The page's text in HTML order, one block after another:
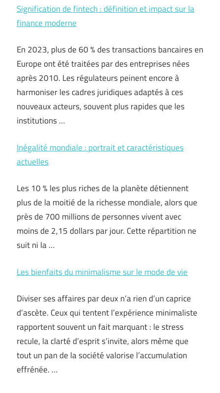
Signification de fintech : définition et impact sur la
finance moderne
En 2023, plus de 60 % des transactions bancaires en
Europe ont été traitées par des entreprises nées
après 2010. Les régulateurs peinent encore à
harmoniser les cadres juridiques adaptés à ces
nouveaux acteurs, souvent plus rapides que les
institutions …
Inégalité mondiale : portrait et caractéristiques
actuelles
Les 10 % les plus riches de la planète détiennent
plus de la moitié de la richesse mondiale, alors que
près de 700 millions de personnes vivent avec
moins de 2,15 dollars par jour. Cette répartition ne
suit ni la …
Les bienfaits du minimalisme sur le mode de vie
Diviser ses affaires par deux n’a rien d’un caprice
d’ascète. Ceux qui tentent l’expérience minimaliste
rapportent souvent un fait marquant : le stress
recule, la clarté d’esprit s’invite, alors même que
tout un pan de la société valorise l’accumulation
effrénée. …